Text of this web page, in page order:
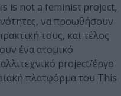
is not a feminist project,
να προωθήσουν
τους, και τέλος
ένα ατοµικό
project/έργο
πλατφόρµα του This